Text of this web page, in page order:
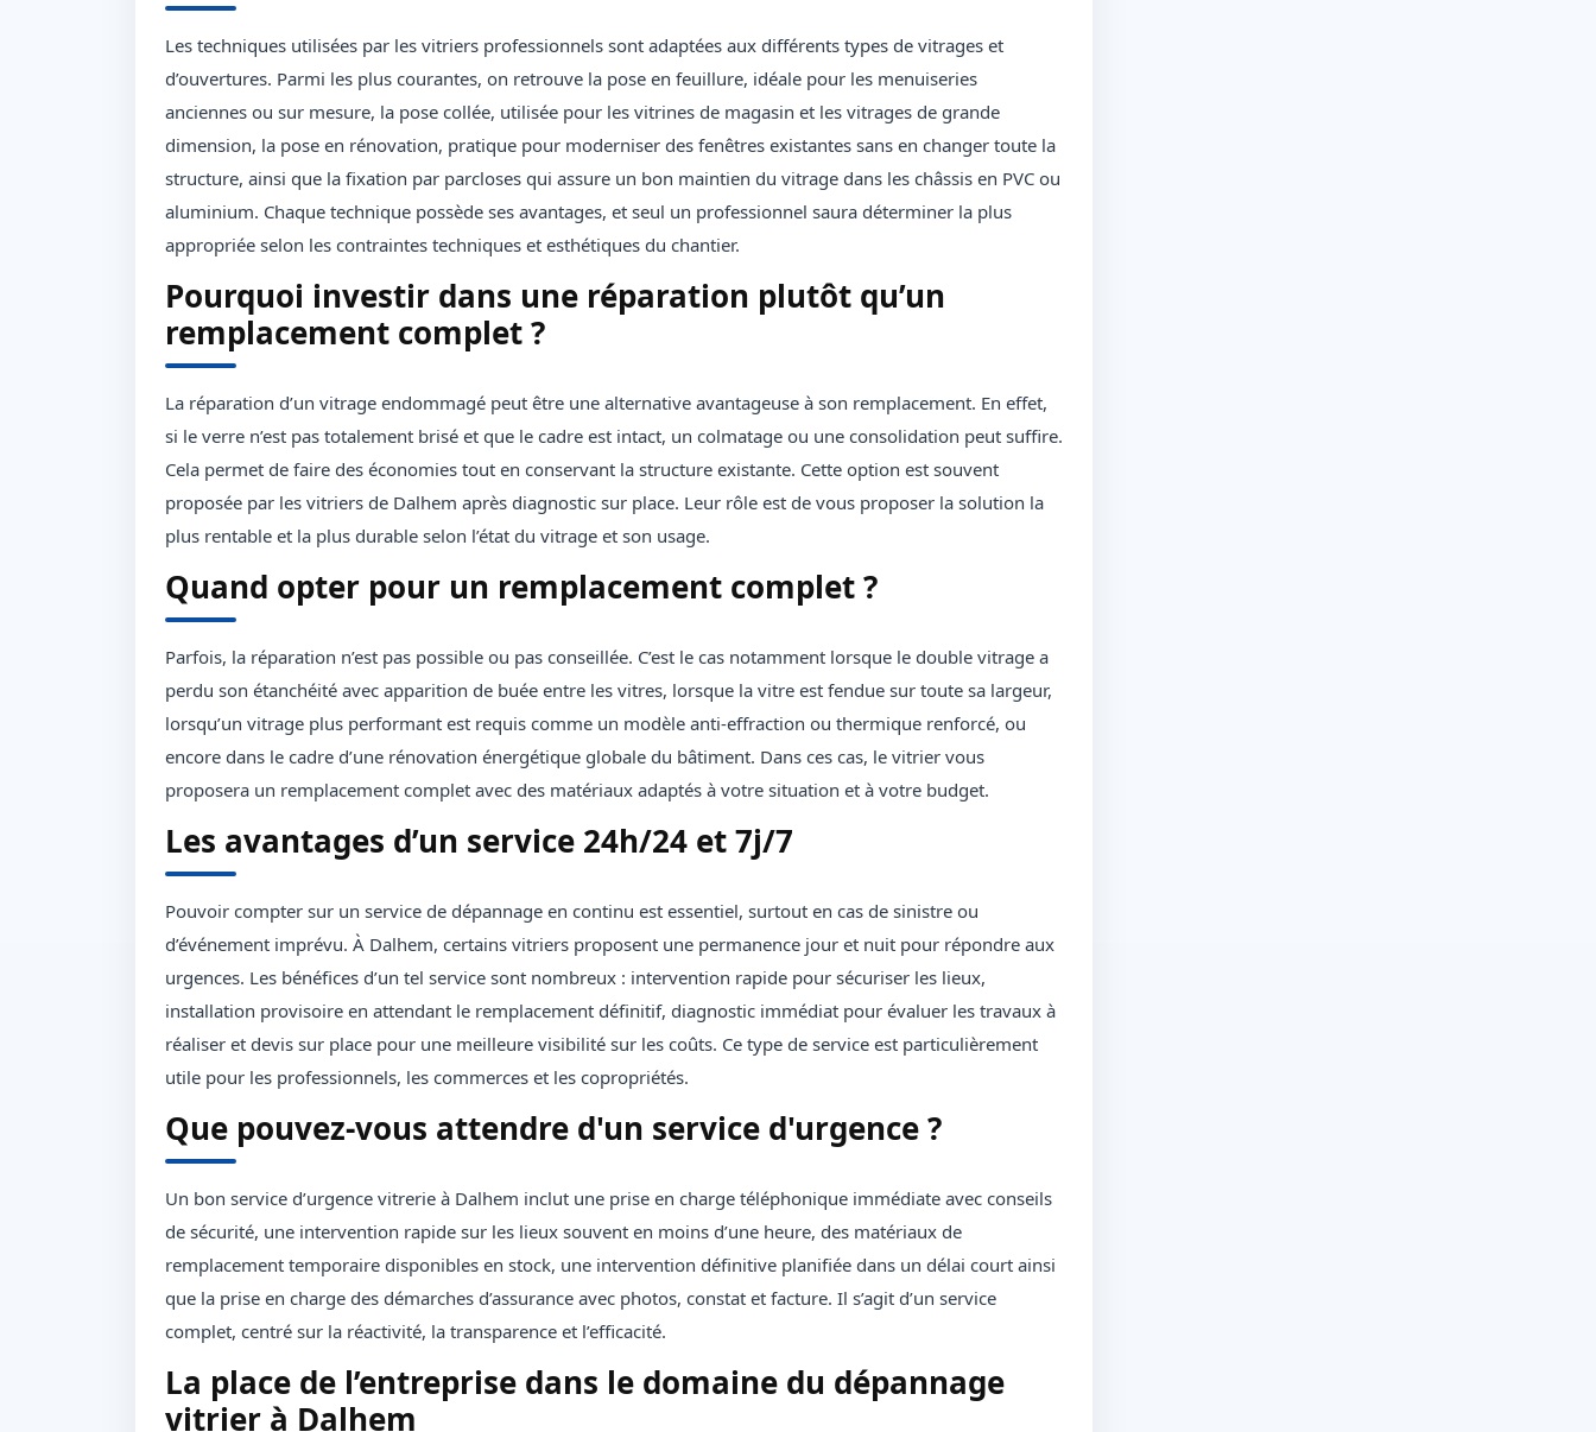
Les techniques utilisées par les vitriers professionnels sont adaptées aux différents types de vitrages et
d’ouvertures. Parmi les plus courantes, on retrouve la pose en feuillure, idéale pour les menuiseries
anciennes ou sur mesure, la pose collée, utilisée pour les vitrines de magasin et les vitrages de grande
dimension, la pose en rénovation, pratique pour moderniser des fenêtres existantes sans en changer toute la
structure, ainsi que la fixation par parcloses qui assure un bon maintien du vitrage dans les châssis en PVC ou
aluminium. Chaque technique possède ses avantages, et seul un professionnel saura déterminer la plus
appropriée selon les contraintes techniques et esthétiques du chantier.
Pourquoi investir dans une réparation plutôt qu’un
remplacement complet ?
La réparation d’un vitrage endommagé peut être une alternative avantageuse à son remplacement. En effet,
si le verre n’est pas totalement brisé et que le cadre est intact, un colmatage ou une consolidation peut suffire.
Cela permet de faire des économies tout en conservant la structure existante. Cette option est souvent
proposée par les vitriers de Dalhem après diagnostic sur place. Leur rôle est de vous proposer la solution la
plus rentable et la plus durable selon l’état du vitrage et son usage.
Quand opter pour un remplacement complet ?
Parfois, la réparation n’est pas possible ou pas conseillée. C’est le cas notamment lorsque le double vitrage a
perdu son étanchéité avec apparition de buée entre les vitres, lorsque la vitre est fendue sur toute sa largeur,
lorsqu’un vitrage plus performant est requis comme un modèle anti-effraction ou thermique renforcé, ou
encore dans le cadre d’une rénovation énergétique globale du bâtiment. Dans ces cas, le vitrier vous
proposera un remplacement complet avec des matériaux adaptés à votre situation et à votre budget.
Les avantages d’un service 24h/24 et 7j/7
Pouvoir compter sur un service de dépannage en continu est essentiel, surtout en cas de sinistre ou
d’événement imprévu. À Dalhem, certains vitriers proposent une permanence jour et nuit pour répondre aux
urgences. Les bénéfices d’un tel service sont nombreux : intervention rapide pour sécuriser les lieux,
installation provisoire en attendant le remplacement définitif, diagnostic immédiat pour évaluer les travaux à
réaliser et devis sur place pour une meilleure visibilité sur les coûts. Ce type de service est particulièrement
utile pour les professionnels, les commerces et les copropriétés.
Que pouvez-vous attendre d'un service d'urgence ?
Un bon service d’urgence vitrerie à Dalhem inclut une prise en charge téléphonique immédiate avec conseils
de sécurité, une intervention rapide sur les lieux souvent en moins d’une heure, des matériaux de
remplacement temporaire disponibles en stock, une intervention définitive planifiée dans un délai court ainsi
que la prise en charge des démarches d’assurance avec photos, constat et facture. Il s’agit d’un service
complet, centré sur la réactivité, la transparence et l’efficacité.
La place de l’entreprise dans le domaine du dépannage
vitrier à Dalhem